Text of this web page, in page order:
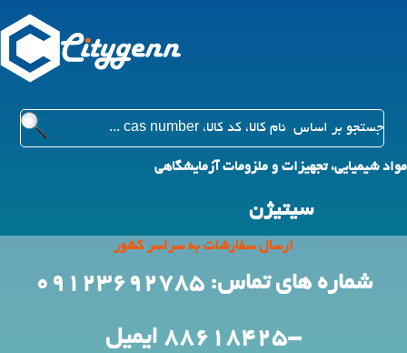
مواد شیمیایی، تجهیزات و ملزومات آزمایشگاهی
سیتیژن
ارسال سفارشات به سراسر کشور
شماره های تماس: 09123692785
-88618425 ایمیل